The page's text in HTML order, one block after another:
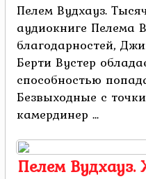
Пелем Вудхауз.
аудиокниге Пелема
благодарностей,
Берти Вустер
способностью
Безвыходные с
камердинер ...
Пелем